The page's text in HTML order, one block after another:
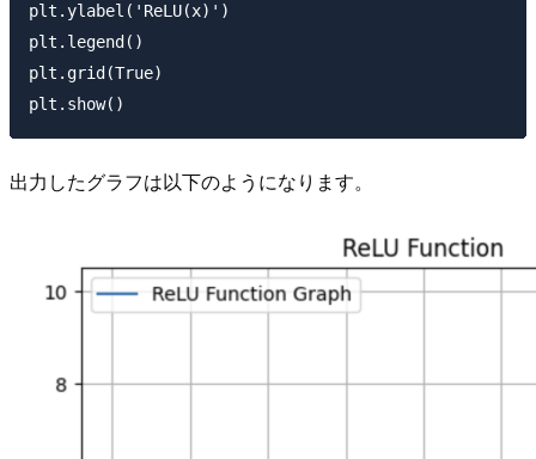
plt.ylabel('ReLU(x)')
plt.legend()
plt.grid(True)
出力したグラフは以下のようになります。